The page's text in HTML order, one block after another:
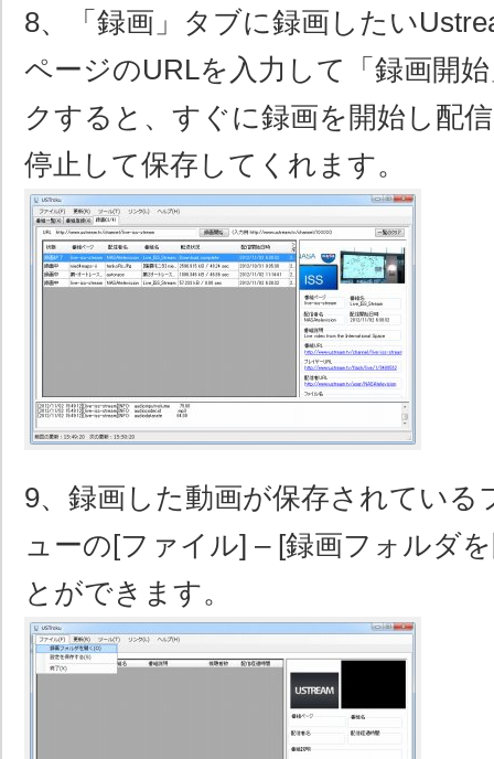
8、「録画」タブに録画したい
ページのURLを入力して「録画開
クすると、すぐに録画を開始し配
停止して保存してくれます。
9、録画した動画が保存されている
ューの[ファイル] – [録画フォルダ
とができます。